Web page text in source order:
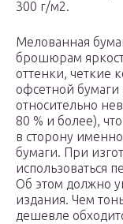
300 г/м2.
Мелованная
брошюрам
оттенки, четкие
офсетной
относительно
80 % и более),
в сторону
бумаги. При
использоваться
Об этом должно
издания. Чем
дешевле